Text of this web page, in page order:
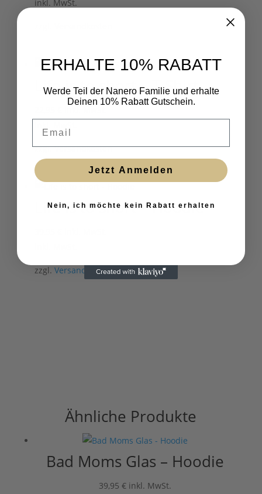
inkl. MwSt.
Life is to short – T-Shirt
zzgl.Versandkosten
Life is to short – Hoodie
zzgl. Versandkosten
Ähnliche Produkte
Bad Moms Glas – Hoodie
39,95 € inkl. MwSt.
ERHALTE 10% RABATT
Werde Teil der Nanero Familie und erhalte
Deinen 10% Rabatt Gutschein.
Jetzt Anmelden
Nein, ich möchte kein Rabatt erhalten